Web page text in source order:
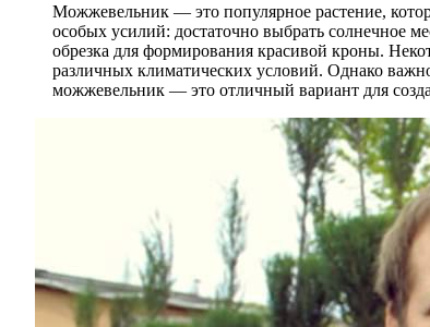
Можжевельник — это популярное растение,
особых усилий: достаточно выбрать солнечное
обрезка для формирования красивой кроны.
различных климатических условий. Однако
можжевельник — это отличный вариант для